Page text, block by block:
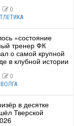
0
«состояние
тренер ФК
о самой крупной
в клубной истории
0
в десятке
Тверской